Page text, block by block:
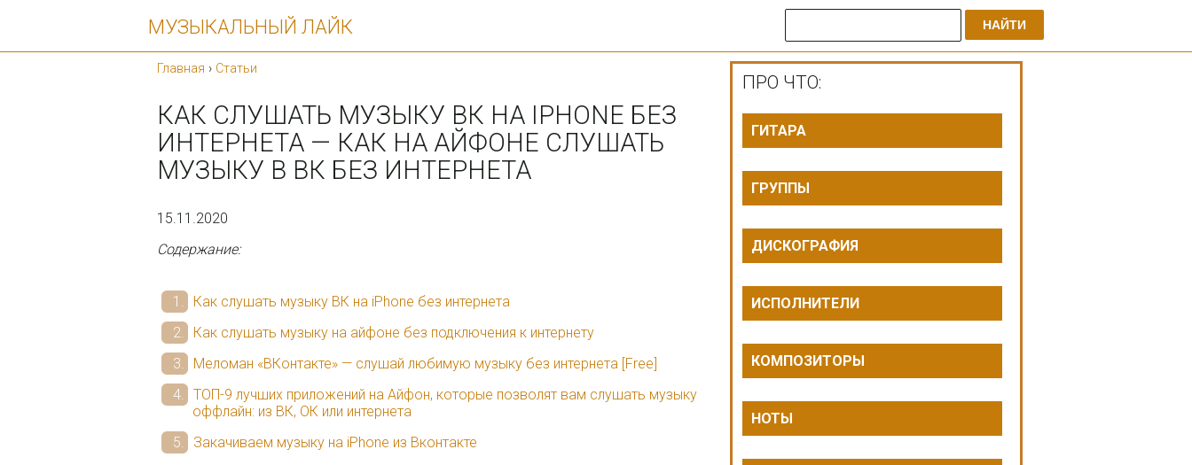
МУЗЫКАЛЬНЫЙ ЛАЙК НАЙТИ
Главная › Статьи
КАК СЛУШАТЬ МУЗЫКУ ВК НА IPHONE БЕЗ
ИНТЕРНЕТА — КАК НА АЙФОНЕ СЛУШАТЬ
МУЗЫКУ В ВК БЕЗ ИНТЕРНЕТА
15.11.2020
Содержание:
Как слушать музыку ВК на iPhone без интернета
Как слушать музыку на айфоне без подключения к интернету
Меломан «ВКонтакте» — слушай любимую музыку без интернета [Free]
ТОП-9 лучших приложений на Айфон, которые позволят вам слушать музыку
оффлайн: из ВК, ОК или интернета
Закачиваем музыку на iPhone из Вконтакте
ПРО ЧТО:
ГИТАРА
ГРУППЫ
ДИСКОГРАФИЯ
ИСПОЛНИТЕЛИ
КОМПОЗИТОРЫ
НОТЫ